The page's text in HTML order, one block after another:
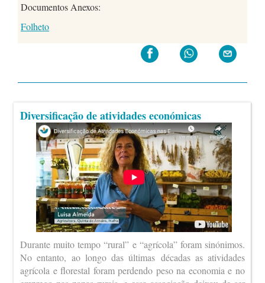
Documentos Anexos:
Folheto
Diversificação de atividades económicas
Durante muito tempo “rural” e “agrícola” foram sinónimos.
No entanto, ao longo das últimas décadas as atividades
agrícola e florestal foram perdendo peso na economia e no